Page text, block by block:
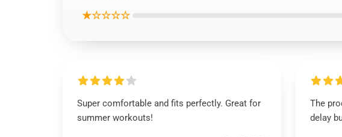
★☆☆☆☆
Super comfortable and fits perfectly. Great for
summer workouts!
The
delay